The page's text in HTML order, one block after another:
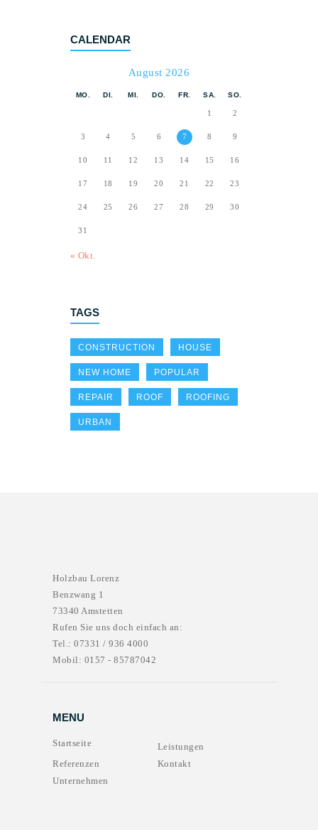
CALENDAR
August 2026
MO. DI. MI. DO. FR. SA. SO.
1 2
3 4 5 6 7 8 9
10 11 12 13 14 15 16
17 18 19 20 21 22 23
24 25 26 27 28 29 30
31
« Okt.
TAGS
CONSTRUCTION HOUSE
NEW HOME POPULAR
REPAIR ROOF ROOFING
URBAN
Holzbau Lorenz
Benzwang 1
73340 Amstetten
Rufen Sie uns doch einfach an:
Tel.: 07331 / 936 4000
Mobil: 0157 - 85787042
MENU
Startseite
Leistungen
Referenzen
Kontakt
Unternehmen